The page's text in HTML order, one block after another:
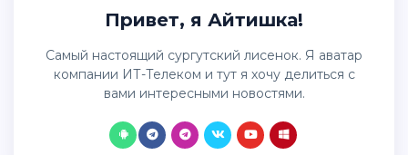
Привет, я Айтишка!
Самый настоящий сургутский лисенок. Я аватар
компании ИТ-Телеком и тут я хочу делиться с
вами интересными новостями.